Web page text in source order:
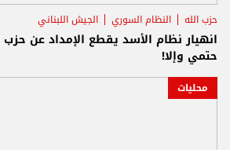
حزب الله النظام السوري الجيش اللبناني
انهيار نظام الأسد يقطع الإمداد عن حزب
حتمي وإلا!
محليات